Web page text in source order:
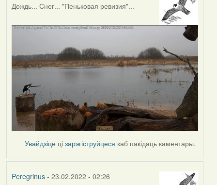
Дождь... Снег... "Пеньковая ревизия"...
Увайдзіце цізарэгіструйцеся каб пакідаць каментары.
Peregrinus- 23.02.2022 - 02:26